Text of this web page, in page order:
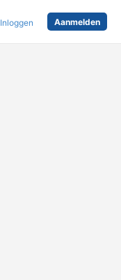
Inloggen Aanmelden